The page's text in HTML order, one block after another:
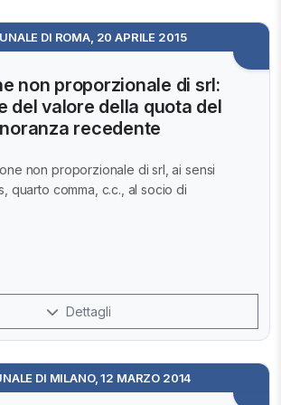
DI ROMA, 20 APRILE 2015
non proporzionale di srl:
del valore della quota del
recedente
non proporzionale di srl, ai sensi
quarto comma, c.c., al socio di
Dettagli
DI MILANO, 12 MARZO 2014